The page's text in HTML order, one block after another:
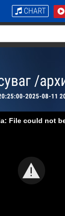
CHART
/
2025-08-11
File could not